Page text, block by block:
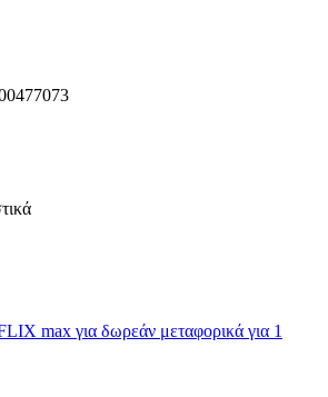
max για δωρεάν μεταφορικά για 1